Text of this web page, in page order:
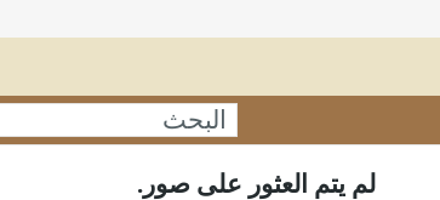
لم يتم العثور على صور.